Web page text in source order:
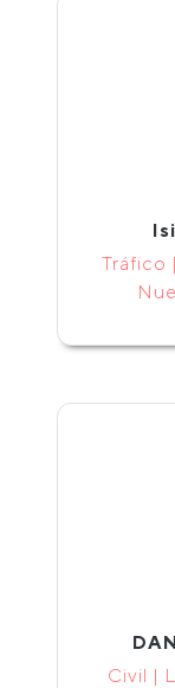
Tráfico
Civil |